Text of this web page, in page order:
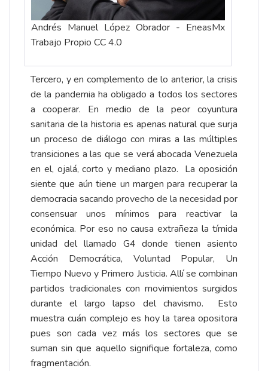
Andrés Manuel López Obrador - EneasMx
Trabajo Propio CC 4.0
Tercero, y en complemento de lo anterior, la crisis
de la pandemia ha obligado a todos los sectores
a cooperar. En medio de la peor coyuntura
sanitaria de la historia es apenas natural que surja
un proceso de diálogo con miras a las múltiples
transiciones a las que se verá abocada Venezuela
en el, ojalá, corto y mediano plazo. La oposición
siente que aún tiene un margen para recuperar la
democracia sacando provecho de la necesidad por
consensuar unos mínimos para reactivar la
económica. Por eso no causa extrañeza la tímida
unidad del llamado G4 donde tienen asiento
Acción Democrática, Voluntad Popular, Un
Tiempo Nuevo y Primero Justicia. Allí se combinan
partidos tradicionales con movimientos surgidos
durante el largo lapso del chavismo. Esto
muestra cuán complejo es hoy la tarea opositora
pues son cada vez más los sectores que se
suman sin que aquello signifique fortaleza, como
fragmentación.